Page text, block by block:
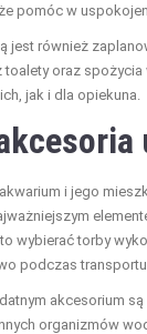
pomóc w
jest również
toalety oraz
jak i dla opiekuna.
i jego
wybierać torby
podczas transportu.
akcesorium są
organizmów